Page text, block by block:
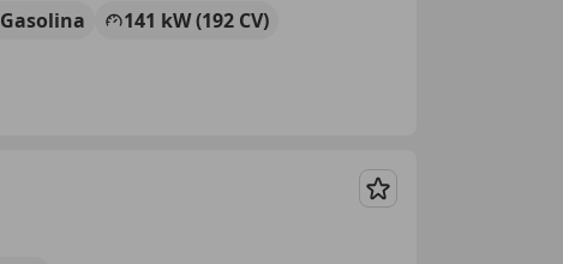
Gasolina
141 kW (192 CV)
Guardar